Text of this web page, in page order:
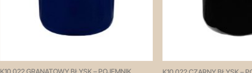
K10 022 GRANATOWY BŁYSK – POJEMNIK